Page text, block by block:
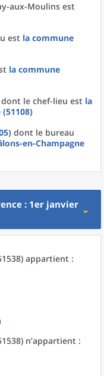
aux-Moulins est
est la commune
la commune
dont le chef-lieu est la
dont le bureau
en-Champagne
: 1er janvier
appartient :
n’appartient :